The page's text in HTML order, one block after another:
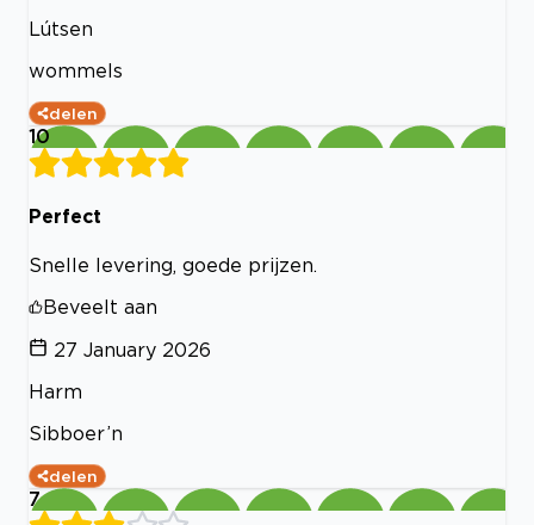
Lútsen
wommels
delen
10
Perfect
Snelle levering, goede prijzen.
Beveelt aan
27 January 2026
Harm
Sibboer’n
delen
7